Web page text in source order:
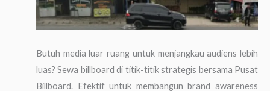
Butuh media luar ruang untuk menjangkau audiens lebih
luas? Sewa billboard di titik-titik strategis bersama Pusat
Billboard. Efektif untuk membangun brand awareness